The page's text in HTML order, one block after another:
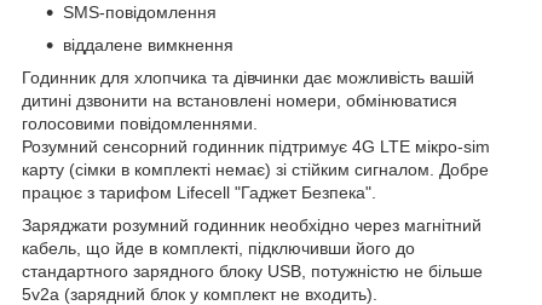
SMS-повідомлення
віддалене вимкнення
Годинник для хлопчика та дівчинки дає можливість вашій
дитині дзвонити на встановлені номери, обмінюватися
голосовими повідомленнями.
Розумний сенсорний годинник підтримує 4G LTE мікро-sim
карту (сімки в комплекті немає) зі стійким сигналом. Добре
працює з тарифом Lifecell "Гаджет Безпека".
Заряджати розумний годинник необхідно через магнітний
кабель, що йде в комплекті, підключивши його до
стандартного зарядного блоку USB, потужністю не більше
5v2a (зарядний блок у комплект не входить).